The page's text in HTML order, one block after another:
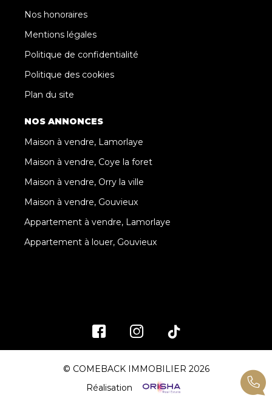
Nos honoraires
Mentions légales
Politique de confidentialité
Politique des cookies
Plan du site
NOS ANNONCES
Maison à vendre, Lamorlaye
Maison à vendre, Coye la foret
Maison à vendre, Orry la ville
Maison à vendre, Gouvieux
Appartement à vendre, Lamorlaye
Appartement à louer, Gouvieux
© COMEBACK IMMOBILIER 2026
Réalisation